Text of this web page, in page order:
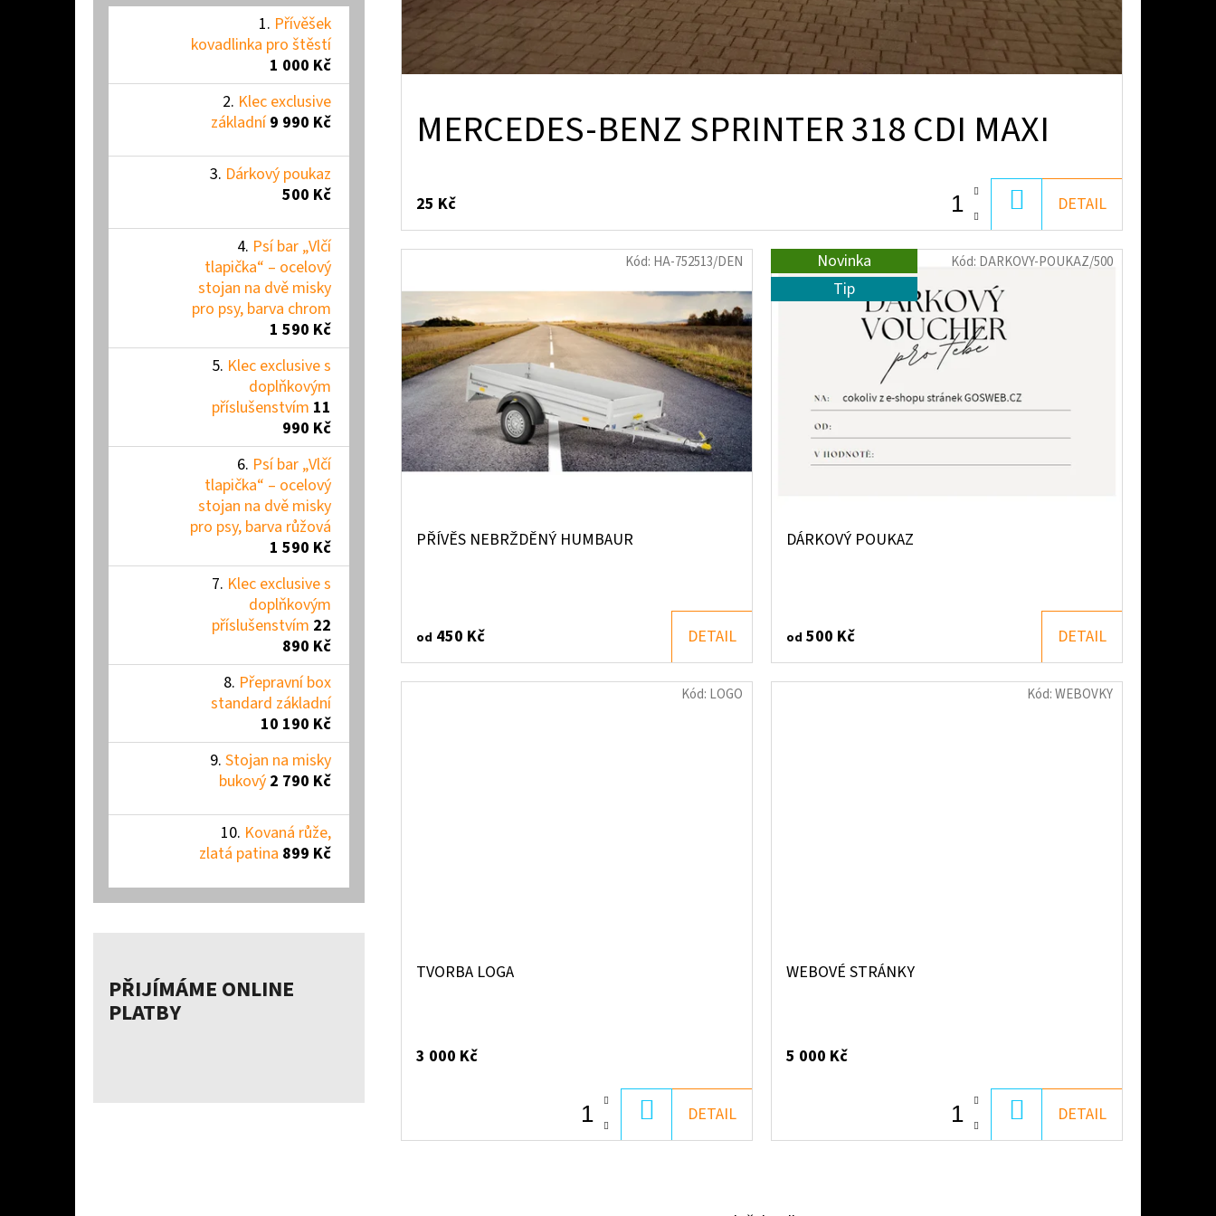
Přívěšek
kovadlinka pro štěstí
1 000 Kč
Klec exclusive
základní 9 990 Kč
Dárkový poukaz
500 Kč
Psí bar „Vlčí
tlapička“ – ocelový
stojan na dvě misky
pro psy, barva chrom
1 590 Kč
Klec exclusive s
doplňkovým
příslušenstvím 11
990 Kč
Psí bar „Vlčí
tlapička“ – ocelový
stojan na dvě misky
pro psy, barva růžová
1 590 Kč
Klec exclusive s
doplňkovým
příslušenstvím 22
890 Kč
Přepravní box
standard základní
10 190 Kč
Stojan na misky
bukový 2 790 Kč
Kovaná růže,
zlatá patina 899 Kč
PŘIJÍMÁME ONLINE
PLATBY
MERCEDES-BENZ SPRINTER 318 CDI MAXI
25 Kč
KOŠÍKU
DETAIL
PŘÍVĚS NEBRŽDĚNÝ HUMBAUR
od 450 Kč DETAIL
Kód: HA-752513/DEN
Novinka
Tip
DÁRKOVÝ POUKAZ
od 500 Kč DETAIL
Kód: DARKOVY-POUKAZ/500
TVORBA LOGA
3 000 Kč
KOŠÍKU
DETAIL
Kód: LOGO
WEBOVÉ STRÁNKY
5 000 Kč
KOŠÍKU
DETAIL
Kód:WEBOVKY